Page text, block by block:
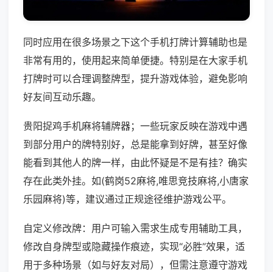
同时应用在很多场景之下这个手机打牌计算辅助也是
非常有用的，使用起来简单便捷。特别是在大家手机
打牌时可以合理调整牌型，提升游戏体验，避免影响
好友间互动乐趣。
贵阳捉鸡手机麻将辅牌器；一些玩家反映在游戏中遇
到部分用户的牌特别好，总是能拿到好牌，甚至好像
能看到其他人的牌一样，由此怀疑是不是有挂？确实
存在此类外挂。如(鹤岗52麻将,唯思竞技麻将,小唐家
乐园麻将)等，建议通过正规途径维护游戏公平。
自定义修改牌：用户可输入需求生成专用辅助工具，
修改自身牌型或隐藏操作痕迹，实现“必胜”效果，适
用于多种场景（如与好友对局），但需注意遵守游戏